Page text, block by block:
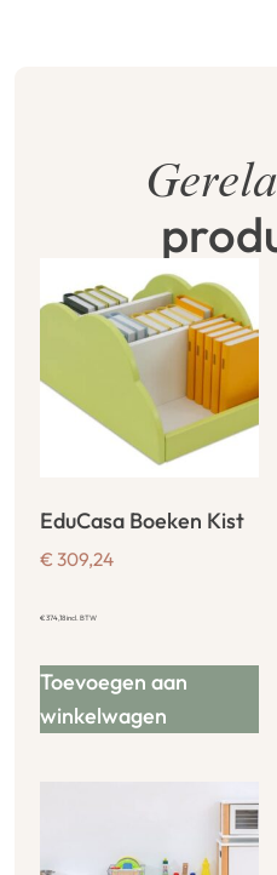
EduCasa Boeken Kist
€ 309,24
€374,18incl. BTW
Toevoegen aan
winkelwagen